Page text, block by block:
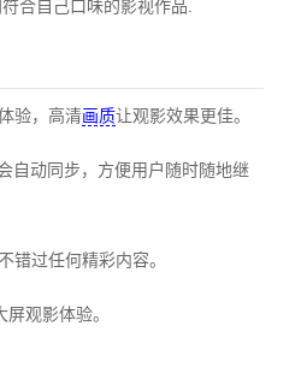
合自己口味的影视作品.
验，高清画质让观影效果更佳。
自动同步，方便用户随时随地继
错过任何精彩内容。
观影体验。